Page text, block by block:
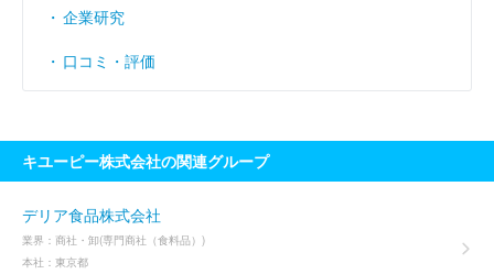
企業研究
口コミ・評価
キユーピー株式会社の関連グループ
デリア食品株式会社
業界： 商社・卸(専門商社（食料品）)
本社： 東京都